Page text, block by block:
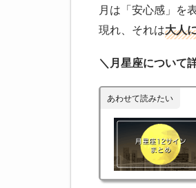
月は「安心感」を
現れ、それは大人
＼月星座について
あわせて読みたい